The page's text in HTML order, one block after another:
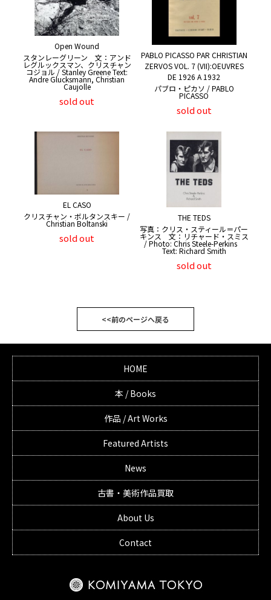
Open Wound
スタンレーグリーン 文：アンド
レグルックスマン、クリスチャン
コジョル / Stanley Greene Text:
Andre Glucksmann, Christian
Caujolle
sold out
PABLO PICASSO PAR CHRISTIAN
ZERVOS VOL. 7 (VII):OEUVRES
DE 1926 A 1932
パブロ・ピカソ / PABLO
PICASSO
sold out
EL CASO
クリスチャン・ボルタンスキー /
Christian Boltanski
sold out
THE TEDS
写真：クリス・スティール＝パー
キンス 文：リチャード・スミス
/ Photo: Chris Steele-Perkins
Text: Richard Smith
sold out
<<前のページへ戻る
HOME
本 / Books
作品 / Art Works
Featured Artists
News
古書・美術作品買取
About Us
Contact